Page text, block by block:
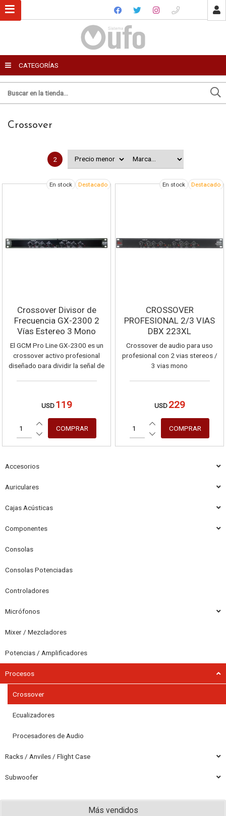
Enviar por email
USUARIO
Olvidé mi clave Registro
CATEGORÍAS
Accesorios
Auriculares
Cajas Acústicas
Componentes
Consolas
Consolas Potenciadas
Controladores
Micrófonos
Mixer / Mezcladores
Potencias / Amplificadores
Procesos
Crossover
Ecualizadores
Procesadores de Audio
Racks / Anviles / Flight Case
Subwoofer
Más vendidos
Crossover
2
En stock Destacado
Crossover Divisor de
Frecuencia GX-2300 2
Vías Estereo 3 Mono
El GCM Pro Line GX-2300 es un
crossover activo profesional
diseñado para dividir la señal de
sistemas de altavoces.
USD 119
En stock Destacado
CROSSOVER
PROFESIONAL 2/3 VIAS
DBX 223XL
Crossover de audio para uso
profesional con 2 vias stereos /
3 vias mono
USD 229